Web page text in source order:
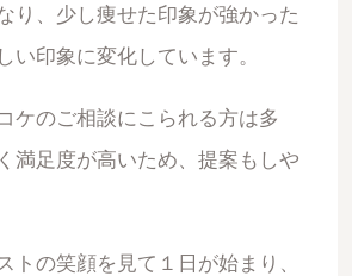
り、少し痩せた印象が強かった
い印象に変化しています。
ケのご相談にこられる方は多
満足度が高いため、提案もしや
トの笑顔を見て１日が始まり、